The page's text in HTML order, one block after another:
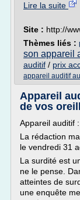
Lire la suite
Site : http://
Thèmes liés :
son appareil
auditif / prix
appareil auditif
Appareil
de vos
Appareil auditif
La rédaction
le vendredi 31
La surdité est
ne le pense.
atteintes de
une enquête